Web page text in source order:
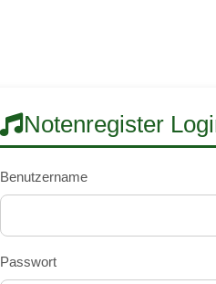
Notenregister
Benutzername
Passwort